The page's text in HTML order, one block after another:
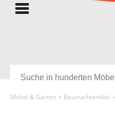
Möbel & Garten Baumarktartikel